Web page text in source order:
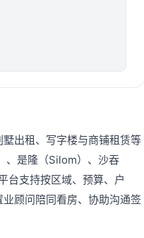
出租、写字楼与商铺租赁等
、是隆（Silom）、沙吞
台支持按区域、预算、户
顾问陪同看房、协助沟通签